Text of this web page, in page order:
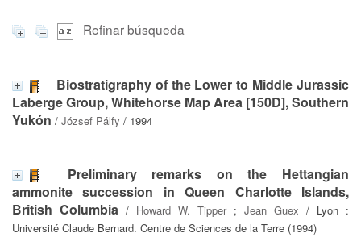
Refinar búsqueda
Biostratigraphy of the Lower to Middle Jurassic
Laberge Group, Whitehorse Map Area [150D], Southern
Yukón / József Pálfy / 1994
Preliminary remarks on the Hettangian
ammonite succession in Queen Charlotte Islands,
British Columbia / Howard W. Tipper; Jean Guex / Lyon :
Université Claude Bernard. Centre de Sciences de la Terre (1994)